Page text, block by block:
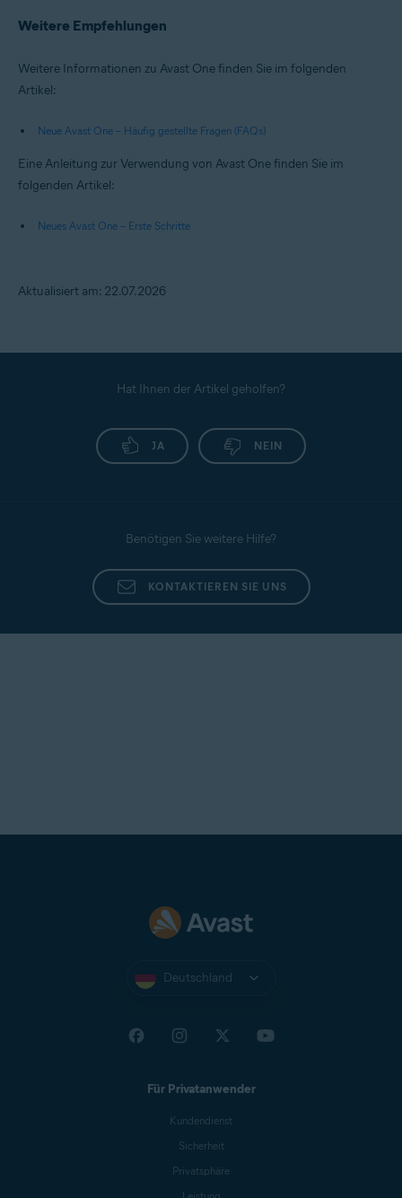
Weitere Empfehlungen
Weitere Informationen zu Avast One finden Sie im folgenden
Artikel:
Neue Avast One – Häufig gestellte Fragen (FAQs)
Eine Anleitung zur Verwendung von Avast One finden Sie im
folgenden Artikel:
Neues Avast One – Erste Schritte
Aktualisiert am: 22.07.2026
Hat Ihnen der Artikel geholfen?
JA NEIN
Benötigen Sie weitere Hilfe?
KONTAKTIEREN SIE UNS
Deutschland
Für Privatanwender
Kundendienst
Sicherheit
Privatsphäre